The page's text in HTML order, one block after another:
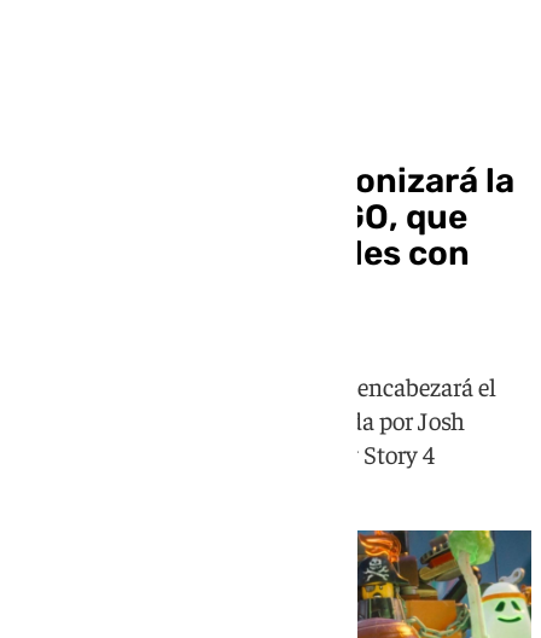
Keanu Reeves protagonizará la
nueva película de LEGO, que
mezclará actores reales con
La estrella de Matrix y John Wick encabezará el
elenco de la esperada cinta, dirigida por Josh
Cooley, ganador del Oscar con Toy Story 4